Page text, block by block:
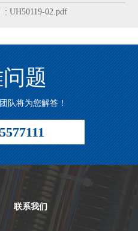
: UH50119-02.pdf
题
队将为您解答！
联系我们